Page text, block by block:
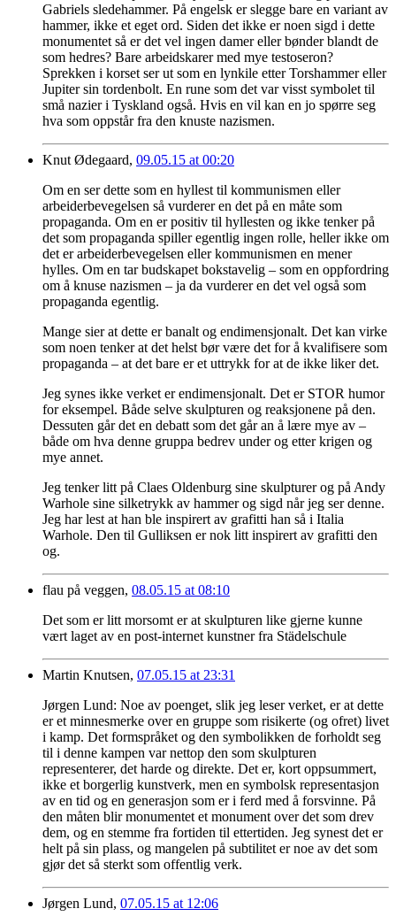
Gabriels sledehammer. På engelsk er slegge bare en variant av
hammer, ikke et eget ord. Siden det ikke er noen sigd i dette
monumentet så er det vel ingen damer eller bønder blandt de
som hedres? Bare arbeidskarer med mye testoseron?
Sprekken i korset ser ut som en lynkile etter Torshammer eller
Jupiter sin tordenbolt. En rune som det var visst symbolet til
små nazier i Tyskland også. Hvis en vil kan en jo spørre seg
hva som oppstår fra den knuste nazismen.
Knut Ødegaard, 09.05.15 at 00:20
Om en ser dette som en hyllest til kommunismen eller
arbeiderbevegelsen så vurderer en det på en måte som
propaganda. Om en er positiv til hyllesten og ikke tenker på
det som propaganda spiller egentlig ingen rolle, heller ikke om
det er arbeiderbevegelsen eller kommunismen en mener
hylles. Om en tar budskapet bokstavelig – som en oppfordring
om å knuse nazismen – ja da vurderer en det vel også som
propaganda egentlig.
Mange sier at dette er banalt og endimensjonalt. Det kan virke
som noen tenker at det helst bør være det for å kvalifisere som
propaganda – at det bare er et uttrykk for at de ikke liker det.
Jeg synes ikke verket er endimensjonalt. Det er STOR humor
for eksempel. Både selve skulpturen og reaksjonene på den.
Dessuten går det en debatt som det går an å lære mye av –
både om hva denne gruppa bedrev under og etter krigen og
mye annet.
Jeg tenker litt på Claes Oldenburg sine skulpturer og på Andy
Warhole sine silketrykk av hammer og sigd når jeg ser denne.
Jeg har lest at han ble inspirert av grafitti han så i Italia
Warhole. Den til Gulliksen er nok litt inspirert av grafitti den
og.
flau på veggen, 08.05.15 at 08:10
Det som er litt morsomt er at skulpturen like gjerne kunne
vært laget av en post-internet kunstner fra Städelschule
Martin Knutsen, 07.05.15 at 23:31
Jørgen Lund: Noe av poenget, slik jeg leser verket, er at dette
er et minnesmerke over en gruppe som risikerte (og ofret) livet
i kamp. Det formspråket og den symbolikken de forholdt seg
til i denne kampen var nettop den som skulpturen
representerer, det harde og direkte. Det er, kort oppsummert,
ikke et borgerlig kunstverk, men en symbolsk representasjon
av en tid og en generasjon som er i ferd med å forsvinne. På
den måten blir monumentet et monument over det som drev
dem, og en stemme fra fortiden til ettertiden. Jeg synest det er
helt på sin plass, og mangelen på subtilitet er noe av det som
gjør det så sterkt som offentlig verk.
Jørgen Lund, 07.05.15 at 12:06